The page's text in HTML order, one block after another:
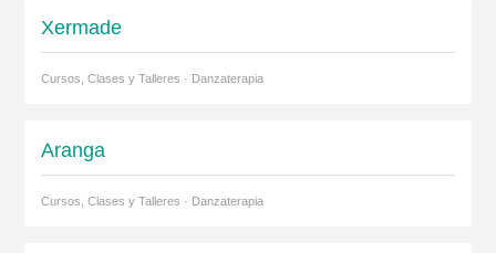
Xermade
Cursos, Clases y Talleres · Danzaterapia
Aranga
Cursos, Clases y Talleres · Danzaterapia